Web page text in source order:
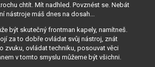
chtít. Mít nadhled. Povznést se. Nebát
nástroje máš dnes na dosah...
být skutečný frontman kapely, namítneš.
za to dobře ovládat svůj nástroj, znát
zvuku, ovládat techniku, posouvat věci
v tomto smyslu můžeme být všichni.